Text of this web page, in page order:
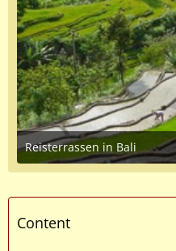
Reisterrassen in Bali
June 8, 2016 at 6:11 PM
Content